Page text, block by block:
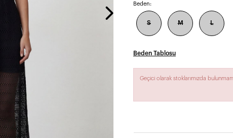
Beden:
S M L
Beden Tablosu
Geçici olarak stoklarımızda